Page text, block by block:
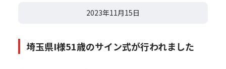
2023年11月15日
埼玉県I様51歳のサイン式が行われました